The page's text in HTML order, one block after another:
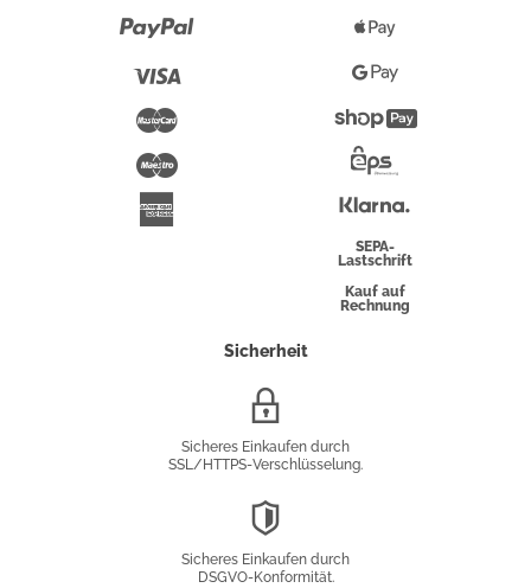
Maestro
Pay
Google
Pay
Überweisung
SEPA-
Lastschrift
Kauf auf
Rechnung
Sicherheit
Sicheres Einkaufen durch
SSL/HTTPS-Verschlüsselung.
Sicheres Einkaufen durch
DSGVO-Konformität.